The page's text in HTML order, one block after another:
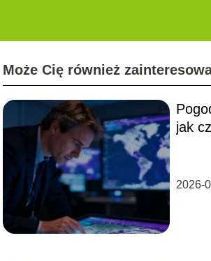
Może Cię również
jak
2026-